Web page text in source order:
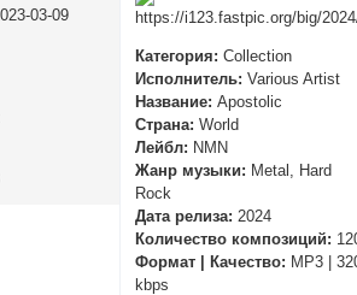
03-09
Категория: Collection
Исполнитель: Various Artist
Название: Apostolic
Страна: World
Лейбл: NMN
Жанр музыки: Metal, Hard
Rock
Дата релиза: 2024
Количество композиций:
Формат | Качество: MP3 |
kbps